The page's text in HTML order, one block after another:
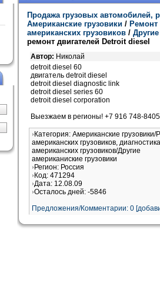
Продажа грузовых автомобилей,
Американские грузовики / Ремонт
американских грузовиков /
ремонт двигателей Detroit diesel
Автор: Николай
detroit diesel 60
двигатель detroit diesel
detroit diesel diagnostic link
detroit diesel series 60
detroit diesel corporation
Выезжаем в регионы! +7 916 748-
Категория: Американские грузовики/
американских грузовиков, диагностика
американских грузовиков/Другие
американиские грузовики
Регион: Россия
Код: 471294
Дата: 12.08.09
Осталось дней: -5846
Предложения/Комментарии: 0